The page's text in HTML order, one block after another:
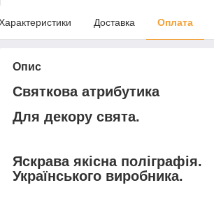
Доставка Оплата
Опис
Святкова атрибутика
Для декору свята.
Яскрава якісна поліграфія.
Українського виробника.